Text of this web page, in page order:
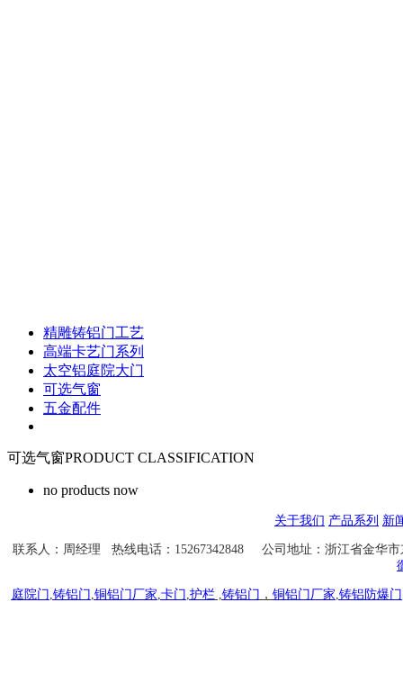
精雕铸铝门工艺
高端卡艺门系列
太空铝庭院大门
可选气窗
五金配件
可选气窗PRODUCT CLASSIFICATION
no products now
关于我们 产品系列 新
联系人： 周经理
热线电话：15267342848 公司地址：浙江省金华
庭院门 铸铝门 铜铝门厂家 卡门 护栏, 铸铝门 ， 铜铝门厂家 铸铝防爆门